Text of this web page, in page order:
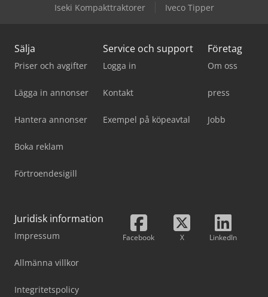
Yanmar Minigrävare
Iseki Kompakttraktorer
Iveco Tipper
Sälja
Priser och avgifter
Lägga in annonser
Hantera annonser
Boka reklam
Förtroendesigill
Service och support
Logga in
Kontakt
Exempel på köpeavtal
Företag
Om oss
press
Jobb
Juridisk information
Impressum
Allmänna villkor
Integritetspolicy
Facebook X LinkedIn